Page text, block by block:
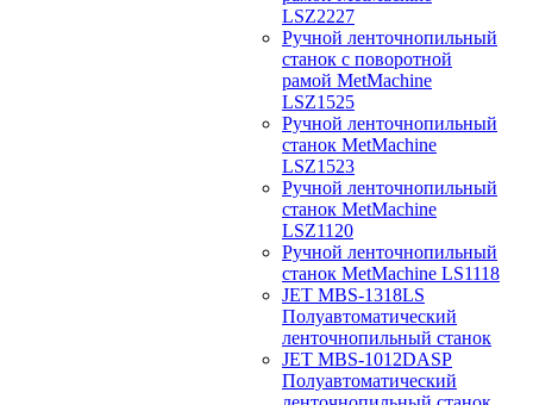
LSZ2227
Ручной ленточнопильный
станок с поворотной
рамой MetMachine
LSZ1525
Ручной ленточнопильный
станок MetMachine
LSZ1523
Ручной ленточнопильный
станок MetMachine
LSZ1120
Ручной ленточнопильный
станок MetMachine LS1118
JET MBS-1318LS
Полуавтоматический
ленточнопильный станок
JET MBS-1012DASP
Полуавтоматический